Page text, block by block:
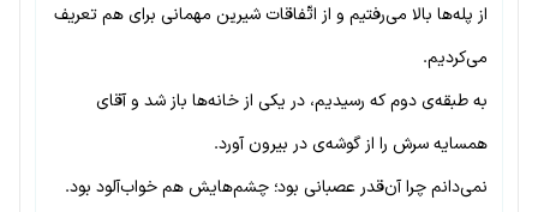
از پله‌ها بالا می‌رفتیم و از اتّفاقات شیرین مهمانی برای هم تعریف
می‌کردیم.
به طبقه‌ی دوم که رسیدیم، در یکی از خانه‌ها باز شد و آقای
همسایه سرش را از گوشه‌ی در بیرون آورد.
نمی‌دانم چرا آن‌قدر عصبانی بود؛ چشم‌هایش هم خواب‌آلود بود.